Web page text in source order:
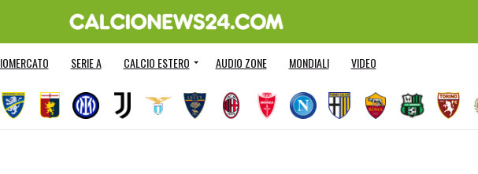
SERIE A CALCIO ESTERO AUDIO ZONE MONDIALI VIDEO